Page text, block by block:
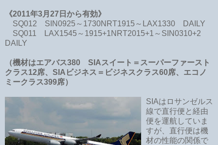
《2011年3月27日から有効》
SQ012 SIN0925～1730NRT1915～LAX1330 DAILY
SQ011 LAX1545～1915+1NRT2015+1～SIN0310+2
DAILY
（機材はエアバス380 SIAスイート＝スーパーファースト
クラス12席、 SIAビジネス＝ ビジネスクラス60席、エコノ
ミークラス399席）
SIAはロサンゼルス
線で直行便と経由
便を運航していま
すが、直行便は機
材の性能の関係で